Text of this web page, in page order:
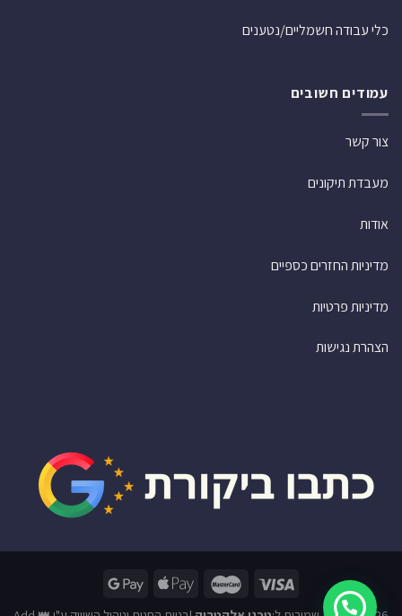
כלי עבודה חשמליים/נטענים
עמודים חשובים
צור קשר
מעבדת תיקונים
אודות
מדיניות החזרים כספיים
מדיניות פרטיות
הצהרת נגישות